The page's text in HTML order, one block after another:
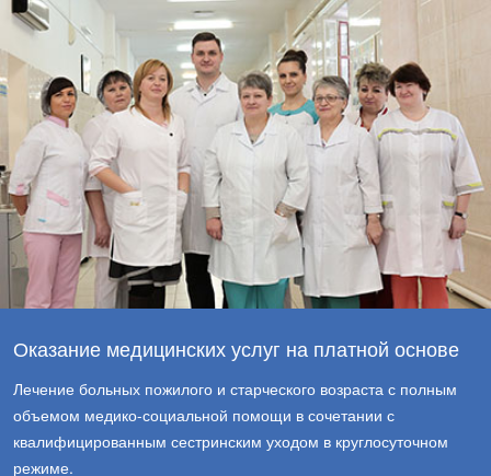
Оказание медицинских услуг на платной основе
Лечение больных пожилого и старческого возраста с полным
объемом медико-социальной помощи в сочетании с
квалифицированным сестринским уходом в круглосуточном
режиме.